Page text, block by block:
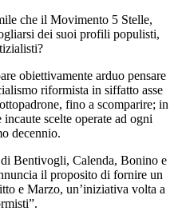
che il Movimento 5 Stelle,
dei suoi profili populisti,
obiettivamente arduo pensare
riformista in siffatto asse
fino a scomparire; in
scelte operate ad ogni
decennio.
Bentivogli, Calenda, Bonino e
il proposito di fornire un
e Marzo, un’iniziativa volta a